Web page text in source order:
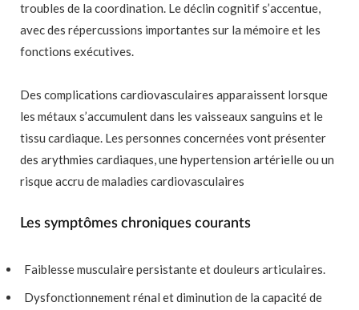
troubles de la coordination. Le déclin cognitif s’accentue,
avec des répercussions importantes sur la mémoire et les
fonctions exécutives.
Des complications cardiovasculaires apparaissent lorsque
les métaux s’accumulent dans les vaisseaux sanguins et le
tissu cardiaque. Les personnes concernées vont présenter
des arythmies cardiaques, une hypertension artérielle ou un
risque accru de maladies cardiovasculaires
Les symptômes chroniques courants
Faiblesse musculaire persistante et douleurs articulaires.
Dysfonctionnement rénal et diminution de la capacité de